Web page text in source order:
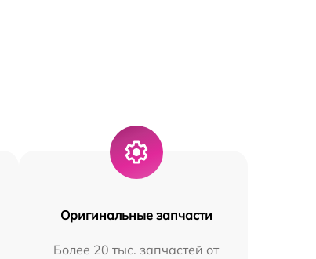
Оригинальные запчасти
Более 20 тыс. запчастей от